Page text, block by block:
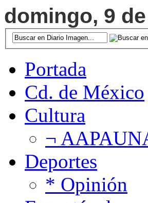
domingo, 9
Portada
Cd. de México
Cultura
¬
Deportes
* Opinión